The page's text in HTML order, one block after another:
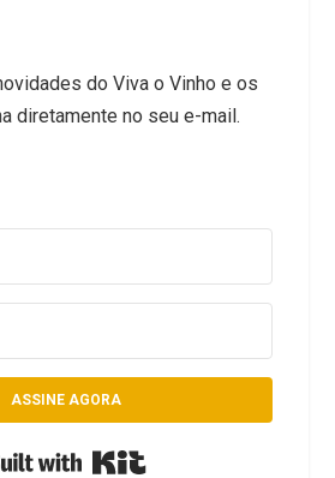
do Viva o Vinho e os
diretamente no seu e-mail.
ASSINE AGORA